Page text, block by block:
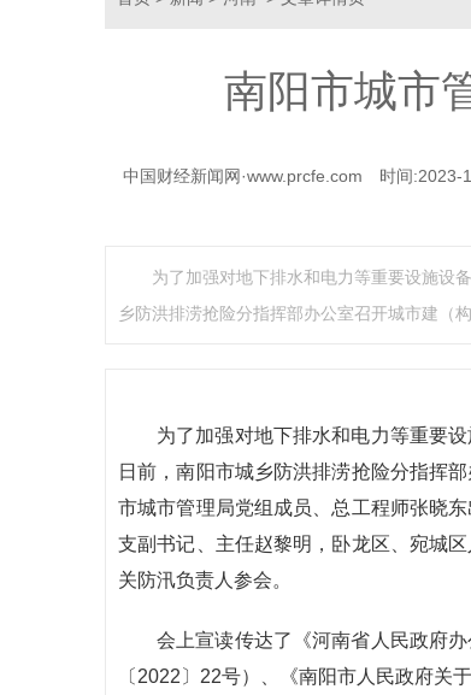
南阳市城市
中国财经新闻网·www.prcfe.com 时间:2023-
为了加强对地下排水和电力等重要设施设
乡防洪排涝抢险分指挥部办公室召开城市建（
为了加强对地下排水和电力等重要
日前，南阳市城乡防洪排涝抢险分指挥
市城市管理局党组成员、总工程师张晓
支副书记、主任赵黎明，卧龙区、宛城
关防汛负责人参会。
会上宣读传达了《河南省人民政府
〔2022〕22号）、《南阳市人民政府关